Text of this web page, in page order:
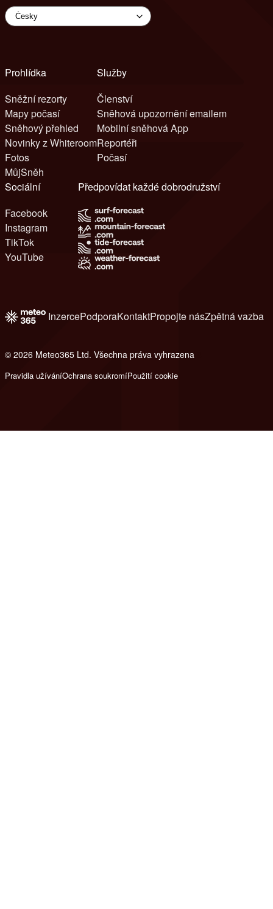
Prohlídka
Sněžní rezorty
Mapy počasí
Sněhový přehled
Novinky z Whiteroom
Fotos
MůjSněh
Služby
Členství
Sněhová upozornění emailem
Mobilní sněhová App
Reportéři
Počasí
Sociální
Facebook
Instagram
TikTok
YouTube
Předpovídat každé dobrodružství
InzercePodporaKontaktPropojte násZpětná vazba
© 2026 Meteo365 Ltd. Všechna práva vyhrazena
Pravidla užíváníOchrana soukromíPoužití cookie